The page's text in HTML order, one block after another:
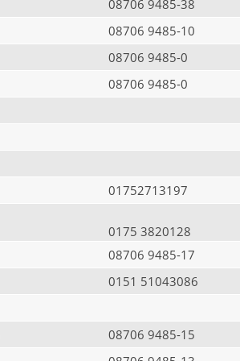
08706 9485-38
08706 9485-10
08706 9485-0
08706 9485-0
01752713197
0175 3820128
08706 9485-17
0151 51043086
08706 9485-15